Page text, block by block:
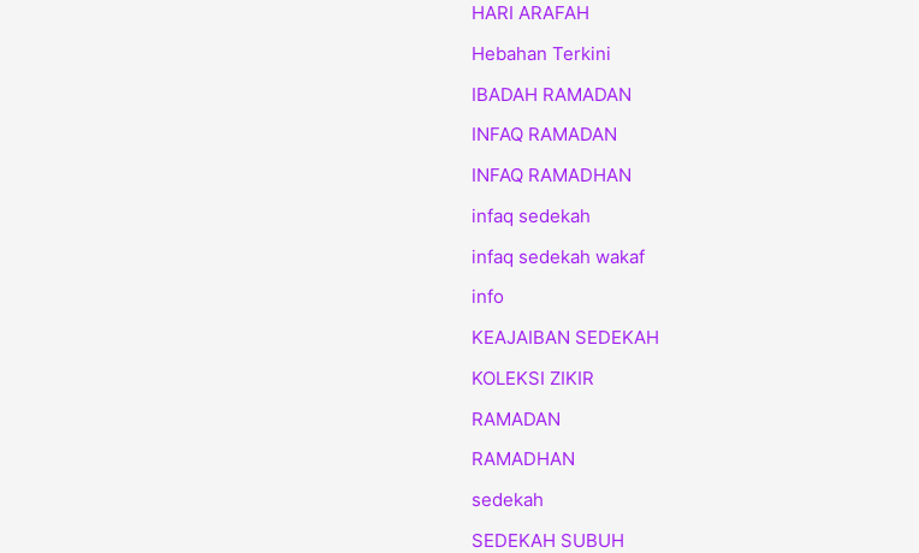
HARI ARAFAH
Hebahan Terkini
IBADAH RAMADAN
INFAQ RAMADAN
INFAQ RAMADHAN
infaq sedekah
infaq sedekah wakaf
info
KEAJAIBAN SEDEKAH
KOLEKSI ZIKIR
RAMADAN
RAMADHAN
sedekah
SEDEKAH SUBUH